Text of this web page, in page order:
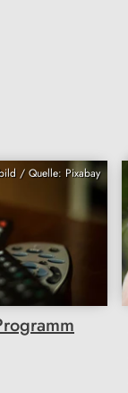
/ Quelle: Pixabay